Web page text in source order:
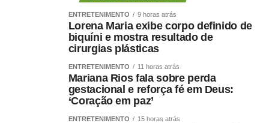
ENTRETENIMENTO 9 horas atrás
Lorena Maria exibe corpo definido de
biquíni e mostra resultado de
cirurgias plásticas
ENTRETENIMENTO 11 horas atrás
Mariana Rios fala sobre perda
gestacional e reforça fé em Deus:
‘Coração em paz’
ENTRETENIMENTO 15 horas atrás